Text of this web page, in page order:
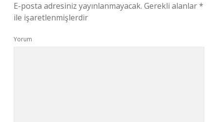
E-posta adresiniz yayınlanmayacak. Gerekli alanlar*
ile işaretlenmişlerdir
Yorum